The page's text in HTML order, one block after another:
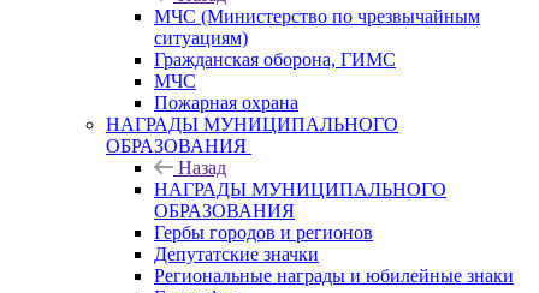
МЧС (Министерство по чрезвычайным
ситуациям)
Гражданская оборона, ГИМС
МЧС
Пожарная охрана
НАГРАДЫ МУНИЦИПАЛЬНОГО
ОБРАЗОВАНИЯ
Назад
НАГРАДЫ МУНИЦИПАЛЬНОГО
ОБРАЗОВАНИЯ
Гербы городов и регионов
Депутатские значки
Региональные награды и юбилейные знаки